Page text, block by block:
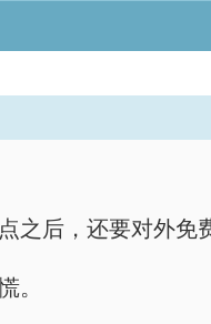
之后，还要对外免
。